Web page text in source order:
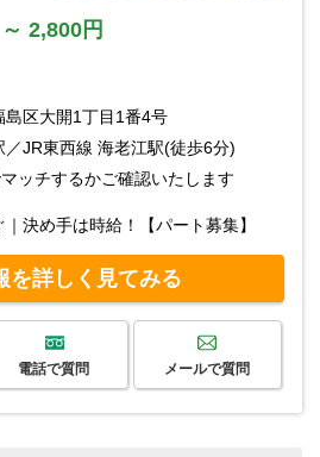
2,800円
島区大開1丁目1番4号
／JR東西線 海老江駅(徒歩6分)
ッチするかご確認いたします
決め手は時給！【パート募集】
を詳しく見てみる
電話で質問 メールで質問